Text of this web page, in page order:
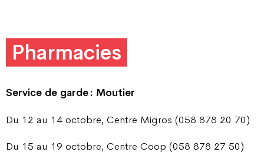
Pharmacies
Service de garde : Moutier
Du 12 au 14 octobre, Centre Migros (058 878 20 70)
Du 15 au 19 octobre, Centre Coop (058 878 27 50)